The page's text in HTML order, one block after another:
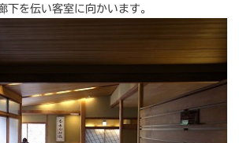
下を伝い客室に向かいます。